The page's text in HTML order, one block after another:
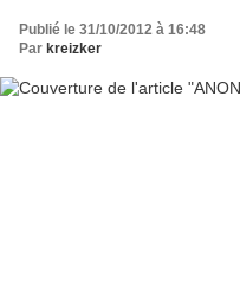
Publié le 31/10/2012 à 16:48
Par kreizker